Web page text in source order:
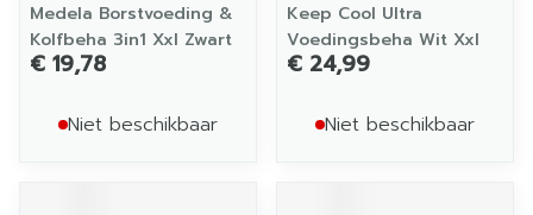
Medela Borstvoeding &
Kolfbeha 3in1 Xxl Zwart
€ 19,78
Niet beschikbaar
Keep Cool Ultra
Voedingsbeha Wit Xxl
€ 24,99
Niet beschikbaar